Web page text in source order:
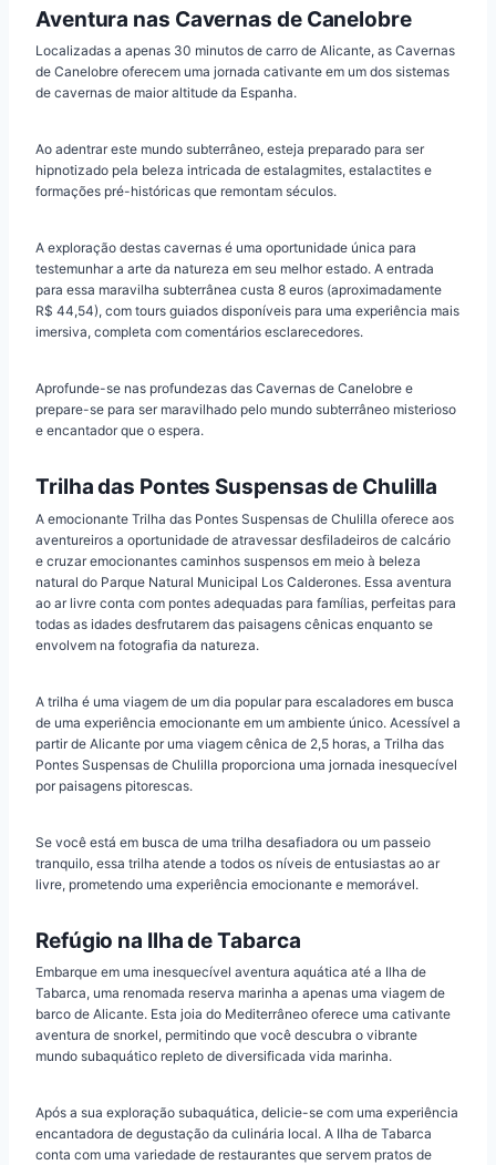
Aventura nas Cavernas de Canelobre
Localizadas a apenas 30 minutos de carro de Alicante, as Cavernas
de Canelobre oferecem uma jornada cativante em um dos sistemas
de cavernas de maior altitude da Espanha.
Ao adentrar este mundo subterrâneo, esteja preparado para ser
hipnotizado pela beleza intricada de estalagmites, estalactites e
formações pré-históricas que remontam séculos.
A exploração destas cavernas é uma oportunidade única para
testemunhar a arte da natureza em seu melhor estado. A entrada
para essa maravilha subterrânea custa 8 euros (aproximadamente
R$ 44,54), com tours guiados disponíveis para uma experiência mais
imersiva, completa com comentários esclarecedores.
Aprofunde-se nas profundezas das Cavernas de Canelobre e
prepare-se para ser maravilhado pelo mundo subterrâneo misterioso
e encantador que o espera.
Trilha das Pontes Suspensas de Chulilla
A emocionante Trilha das Pontes Suspensas de Chulilla oferece aos
aventureiros a oportunidade de atravessar desfiladeiros de calcário
e cruzar emocionantes caminhos suspensos em meio à beleza
natural do Parque Natural Municipal Los Calderones. Essa aventura
ao ar livre conta com pontes adequadas para famílias, perfeitas para
todas as idades desfrutarem das paisagens cênicas enquanto se
envolvem na fotografia da natureza.
A trilha é uma viagem de um dia popular para escaladores em busca
de uma experiência emocionante em um ambiente único. Acessível a
partir de Alicante por uma viagem cênica de 2,5 horas, a Trilha das
Pontes Suspensas de Chulilla proporciona uma jornada inesquecível
por paisagens pitorescas.
Se você está em busca de uma trilha desafiadora ou um passeio
tranquilo, essa trilha atende a todos os níveis de entusiastas ao ar
livre, prometendo uma experiência emocionante e memorável.
Refúgio na Ilha de Tabarca
Embarque em uma inesquecível aventura aquática até a Ilha de
Tabarca, uma renomada reserva marinha a apenas uma viagem de
barco de Alicante. Esta joia do Mediterrâneo oferece uma cativante
aventura de snorkel, permitindo que você descubra o vibrante
mundo subaquático repleto de diversificada vida marinha.
Após a sua exploração subaquática, delicie-se com uma experiência
encantadora de degustação da culinária local. A Ilha de Tabarca
conta com uma variedade de restaurantes que servem pratos de